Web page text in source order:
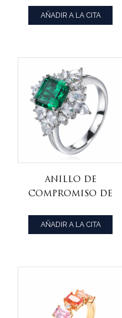
corazón de
zirconia cúbica
bagutte blanco
925
AÑADIR A LA CITA
Anillo de
compromiso de
esmeralda
simulada verde
esterlina 925
AÑADIR A LA CITA